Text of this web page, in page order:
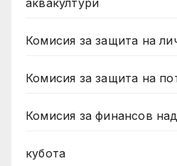
Комисия за защита на
Комисия за защита на
Комисия за финансов
кубота